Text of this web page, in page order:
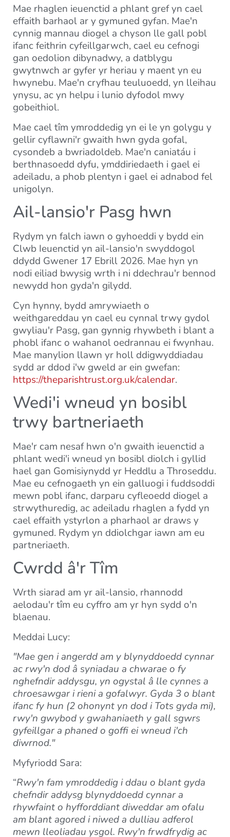
Mae rhaglen ieuenctid a phlant gref yn cael
effaith barhaol ar y gymuned gyfan. Mae'n
cynnig mannau diogel a chyson lle gall pobl
ifanc feithrin cyfeillgarwch, cael eu cefnogi
gan oedolion dibynadwy, a datblygu
gwytnwch ar gyfer yr heriau y maent yn eu
hwynebu. Mae'n cryfhau teuluoedd, yn lleihau
ynysu, ac yn helpu i lunio dyfodol mwy
gobeithiol.
Mae cael tîm ymroddedig yn ei le yn golygu y
gellir cyflawni'r gwaith hwn gyda gofal,
cysondeb a bwriadoldeb. Mae'n caniatáu i
berthnasoedd dyfu, ymddiriedaeth i gael ei
adeiladu, a phob plentyn i gael ei adnabod fel
unigolyn.
Ail-lansio'r Pasg hwn
Rydym yn falch iawn o gyhoeddi y bydd ein
Clwb Ieuenctid yn ail-lansio'n swyddogol
ddydd Gwener 17 Ebrill 2026. Mae hyn yn
nodi eiliad bwysig wrth i ni ddechrau'r bennod
newydd hon gyda'n gilydd.
Cyn hynny, bydd amrywiaeth o
weithgareddau yn cael eu cynnal trwy gydol
gwyliau'r Pasg, gan gynnig rhywbeth i blant a
phobl ifanc o wahanol oedrannau ei fwynhau.
Mae manylion llawn yr holl ddigwyddiadau
sydd ar ddod i'w gweld ar ein gwefan:
https://theparishtrust.org.uk/calendar.
Wedi'i wneud yn bosibl
trwy bartneriaeth
Mae'r cam nesaf hwn o'n gwaith ieuenctid a
phlant wedi'i wneud yn bosibl diolch i gyllid
hael gan Gomisiynydd yr Heddlu a Throseddu.
Mae eu cefnogaeth yn ein galluogi i fuddsoddi
mewn pobl ifanc, darparu cyfleoedd diogel a
strwythuredig, ac adeiladu rhaglen a fydd yn
cael effaith ystyrlon a pharhaol ar draws y
gymuned. Rydym yn ddiolchgar iawn am eu
partneriaeth.
Cwrdd â'r Tîm
Wrth siarad am yr ail-lansio, rhannodd
aelodau'r tîm eu cyffro am yr hyn sydd o'n
blaenau.
Meddai Lucy:
"Mae gen i angerdd am y blynyddoedd cynnar
ac rwy'n dod â syniadau a chwarae o fy
nghefndir addysgu, yn ogystal â lle cynnes a
chroesawgar i rieni a gofalwyr. Gyda 3 o blant
ifanc fy hun (2 ohonynt yn dod i Tots gyda mi),
rwy'n gwybod y gwahaniaeth y gall sgwrs
gyfeillgar a phaned o goffi ei wneud i'ch
diwrnod."
Myfyriodd Sara:
“Rwy'n fam ymroddedig i ddau o blant gyda
chefndir addysg blynyddoedd cynnar a
rhywfaint o hyfforddiant diweddar am ofalu
am blant agored i niwed a dulliau adferol
mewn lleoliadau ysgol. Rwy'n frwdfrydig ac